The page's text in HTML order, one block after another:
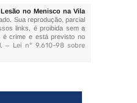
no Menisco na Vila
Sua reprodução, parcial
links, é proibida sem a
é crime e está previsto no
– Lei n° 9.610-98 sobre